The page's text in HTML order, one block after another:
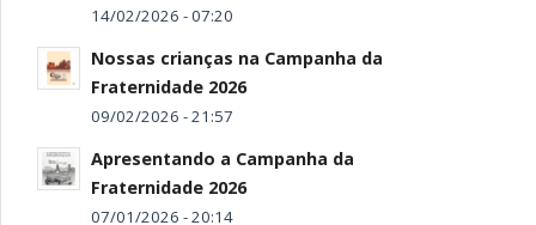
14/02/2026 - 07:20
Nossas crianças na Campanha da
Fraternidade 2026
09/02/2026 - 21:57
Apresentando a Campanha da
Fraternidade 2026
07/01/2026 - 20:14